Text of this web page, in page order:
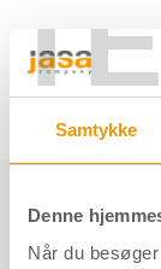
Samtykke
Denne
Når du
Med skjult